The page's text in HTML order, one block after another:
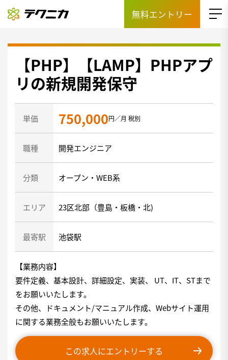
無料エントリー
【PHP】【LAMP】PHPアプ
リの新規開発保守
単価 750,000円／月 税別
職種 開発エンジニア
分類 オープン・WEB系
エリア 23区北部（豊島・板橋・北)
最寄駅 池袋駅
【業務内容】
要件定義、基本設計、詳細設定、実装、 UT、IT、STまで
をお願いいたします。
その他、ドキュメント/マニュアル作成、Webサイト運用
に関する業務全般もお願いいたします。
この求人にエントリーする